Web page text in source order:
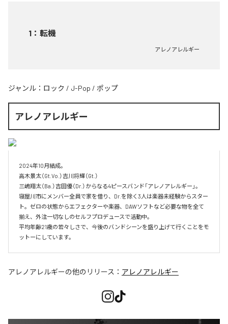
1 ： 転機
アレノアレルギー
ジャンル： ロック / J-Pop / ポップ
アレノアレルギー
2024年10月結成。
高木景太（Gt.Vo.）吉川将輝（Gt.）
三嶋翔太（Ba.）吉田優（Dr.）からなる4ピースバンド「アレノアレルギー」。
寝屋川市にメンバー全員で家を借り、Dr.を除く3人は楽器未経験からスター
ト。ゼロの状態からエフェクターや楽器、DAWソフトなど必要な物を全て
揃え、外注一切なしのセルフプロデュースで活動中。
平均年齢21歳の若々しさで、今後のバンドシーンを盛り上げて行くことをモ
ットーにしています。
アレノアレルギーの他のリリース： アレノアレルギー